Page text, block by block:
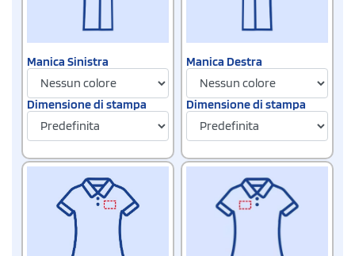
Manica Sinistra
Dimensione di stampa
Manica Destra
Dimensione di stampa